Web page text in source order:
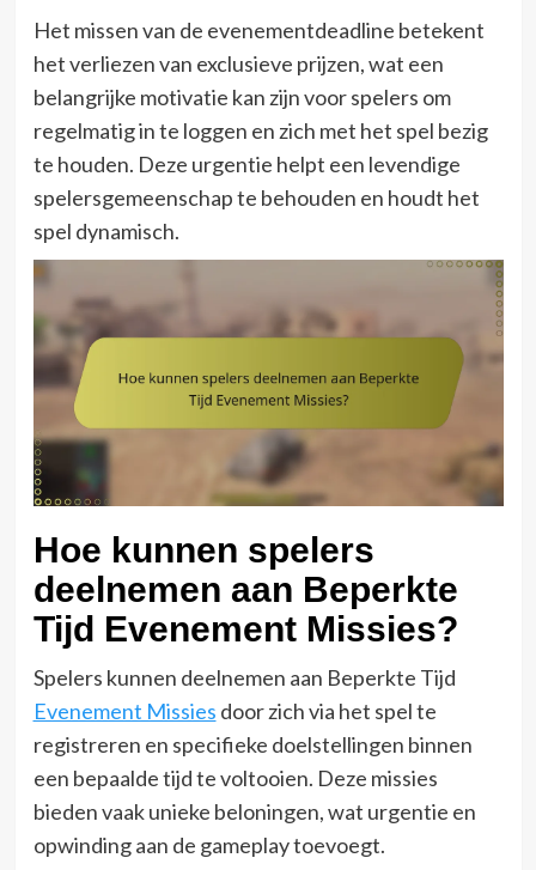
Het missen van de evenementdeadline betekent
het verliezen van exclusieve prijzen, wat een
belangrijke motivatie kan zijn voor spelers om
regelmatig in te loggen en zich met het spel bezig
te houden. Deze urgentie helpt een levendige
spelersgemeenschap te behouden en houdt het
spel dynamisch.
Hoe kunnen spelers
deelnemen aan Beperkte
Tijd Evenement Missies?
Spelers kunnen deelnemen aan Beperkte Tijd
Evenement Missies door zich via het spel te
registreren en specifieke doelstellingen binnen
een bepaalde tijd te voltooien. Deze missies
bieden vaak unieke beloningen, wat urgentie en
opwinding aan de gameplay toevoegt.